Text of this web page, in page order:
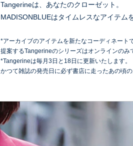
Tangerineは、あなたのクローゼット。
MADISONBLUEはタイムレスなアイテム
*アーカイブのアイテムを新たなコーディネート
提案するTangerineのシリーズはオンラインのみ
*Tangerineは毎月3日と18日に更新いたします。
かつて雑誌の発売日に必ず書店に走ったあの頃の